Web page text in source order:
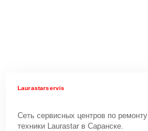
Laurastarservis
Сеть сервисных центров по ремонту
техники Laurastar в Саранске.